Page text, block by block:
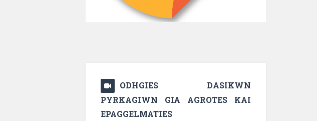
ODHGIES DASIKWN
PYRKAGIWN GIA AGROTES KAI
EPAGGELMATIES